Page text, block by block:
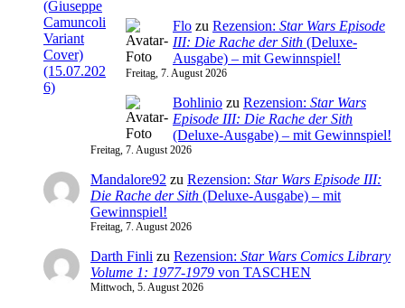
Flo zu Rezension: Star Wars Episode
III: Die Rache der Sith (Deluxe-
Ausgabe) – mit Gewinnspiel!
Freitag, 7. August 2026
Bohlinio zu Rezension: Star Wars
Episode III: Die Rache der Sith
(Deluxe-Ausgabe) – mit Gewinnspiel!
Freitag, 7. August 2026
Mandalore92 zu Rezension: Star Wars Episode III:
Die Rache der Sith (Deluxe-Ausgabe) – mit
Gewinnspiel!
Freitag, 7. August 2026
Darth Finli zu Rezension: Star Wars Comics Library
Volume 1: 1977-1979 von TASCHEN
Mittwoch, 5. August 2026